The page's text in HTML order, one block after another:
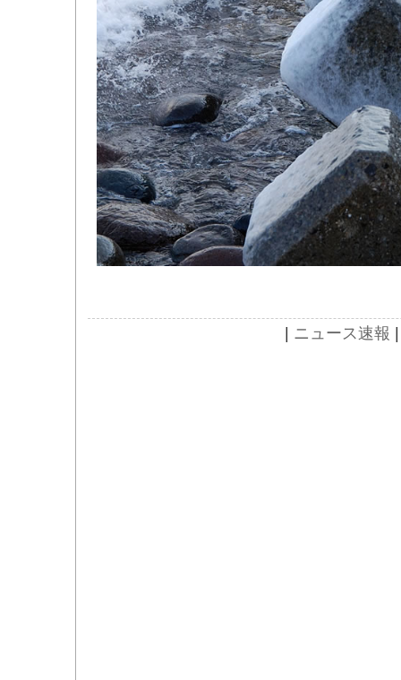
| ニュース速報 |